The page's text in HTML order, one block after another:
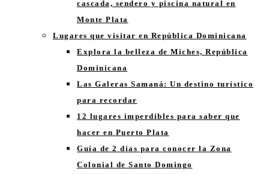
cascada, sendero y piscina natural en
Monte Plata
Lugares que visitar en República Dominicana
Explora la belleza de Miches, República
Dominicana
Las Galeras Samaná: Un destino turístico
para recordar
12 lugares imperdibles para saber que
hacer en Puerto Plata
Guía de 2 días para conocer la Zona
Colonial de Santo Domingo